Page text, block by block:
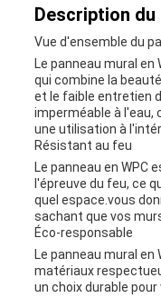
POLICY
Description
Vue d'ensemble du
Le panneau mural
qui combine la
et le faible entretien
imperméable à l'eau,
une utilisation à
Résistant au feu
Le panneau en WPC
l'épreuve du feu, ce
quel espace.vous
sachant que vos
Éco-responsable
Le panneau mural en
matériaux
un choix durable